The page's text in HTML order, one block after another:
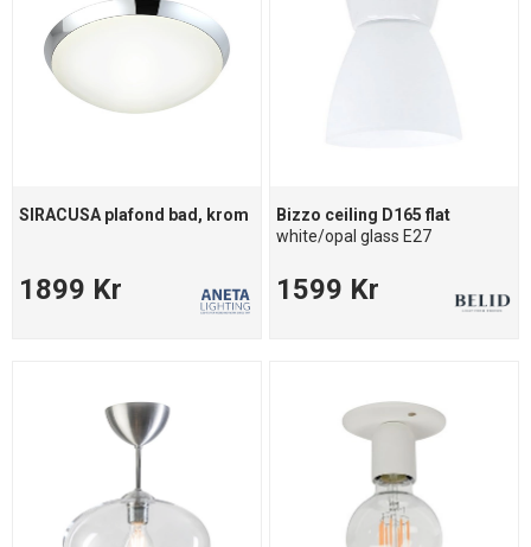
SIRACUSA plafond bad, krom
1899 Kr
Bizzo ceiling D165 flat
white/opal glass E27
1599 Kr